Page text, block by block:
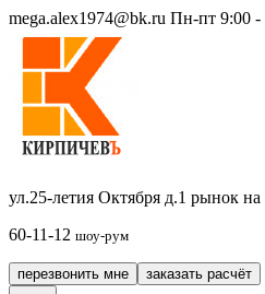
mega.alex1974@bk.ru Пн-пт 9:00 -
ул.25-летия Октября д.1 рынок
60-11-12 шоу-рум
перезвонить мне заказать расчёт